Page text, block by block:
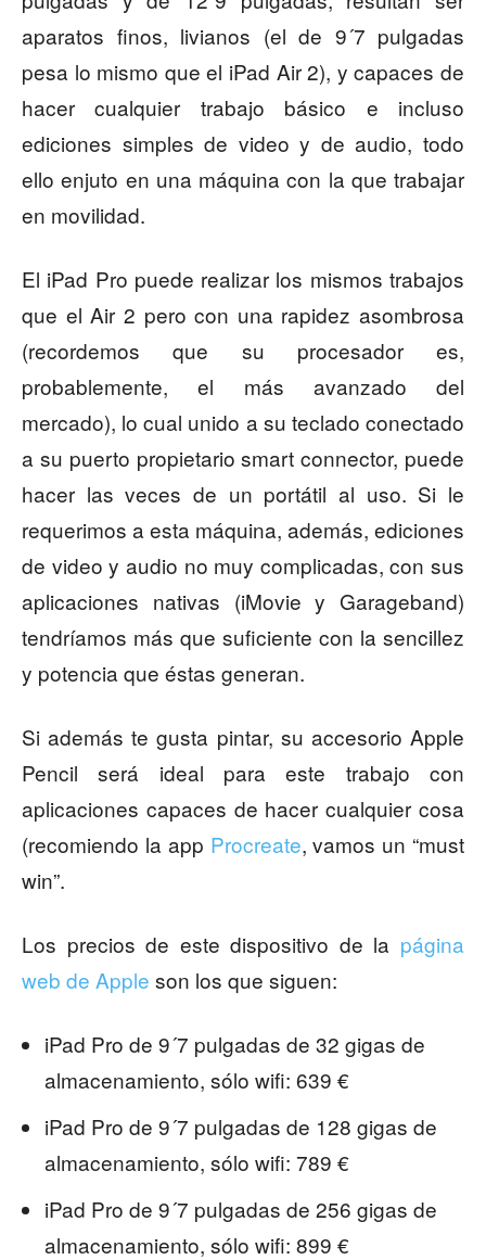
aparatos finos, livianos (el de 9´7 pulgadas
pesa lo mismo que el iPad Air 2), y capaces de
hacer cualquier trabajo básico e incluso
ediciones simples de video y de audio, todo
ello enjuto en una máquina con la que trabajar
en movilidad.
El iPad Pro puede realizar los mismos trabajos
que el Air 2 pero con una rapidez asombrosa
(recordemos que su procesador es,
probablemente, el más avanzado del
mercado), lo cual unido a su teclado conectado
a su puerto propietario smart connector, puede
hacer las veces de un portátil al uso. Si le
requerimos a esta máquina, además, ediciones
de video y audio no muy complicadas, con sus
aplicaciones nativas (iMovie y Garageband)
tendríamos más que suficiente con la sencillez
y potencia que éstas generan.
Si además te gusta pintar, su accesorio Apple
Pencil será ideal para este trabajo con
aplicaciones capaces de hacer cualquier cosa
(recomiendo la app Procreate, vamos un “must
win”.
Los precios de este dispositivo de la página
web de Apple son los que siguen:
iPad Pro de 9´7 pulgadas de 32 gigas de
almacenamiento, sólo wifi: 639 €
iPad Pro de 9´7 pulgadas de 128 gigas de
almacenamiento, sólo wifi: 789 €
iPad Pro de 9´7 pulgadas de 256 gigas de
almacenamiento, sólo wifi: 899 €